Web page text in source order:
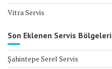
Vitra Servis
Son Eklenen Servis Bölgeleri
Şahintepe Serel Servis